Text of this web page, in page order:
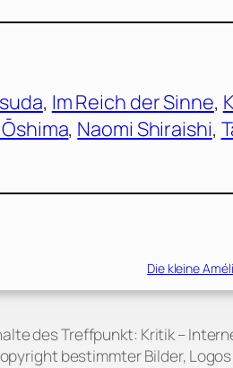
, Im Reich der Sinne,
, Naomi Shiraishi,
Die kleine
des Treffpunkt: Kritik –
bestimmter Bilder,